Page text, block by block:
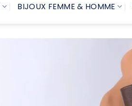
BIJOUX FEMME & HOMME